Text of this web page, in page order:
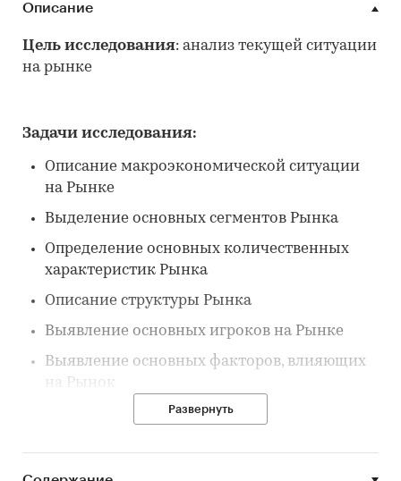
Описание
Цель исследования: анализ текущей ситуации
на рынке
Задачи исследования:
Описание макроэкономической ситуации
на Рынке
Выделение основных сегментов Рынка
Определение основных количественных
характеристик Рынка
Описание структуры Рынка
Выявление основных игроков на Рынке
Выявление основных факторов, влияющих
на Рынок
Выявление основных тенденций Рынка
Развернуть